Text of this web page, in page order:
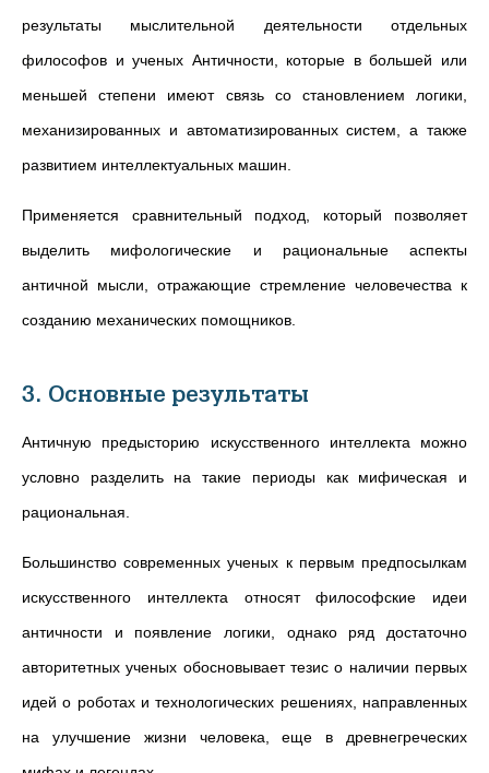
результаты мыслительной деятельности отдельных
философов и ученых Античности, которые в большей или
меньшей степени имеют связь со становлением логики,
механизированных и автоматизированных систем, а также
развитием интеллектуальных машин.
Применяется сравнительный подход, который позволяет
выделить мифологические и рациональные аспекты
античной мысли, отражающие стремление человечества к
созданию механических помощников.
3. Основные результаты
Античную предысторию искусственного интеллекта можно
условно разделить на такие периоды как мифическая и
рациональная.
Большинство современных ученых к первым предпосылкам
искусственного интеллекта относят философские идеи
античности и появление логики, однако ряд достаточно
авторитетных ученых обосновывает тезис о наличии первых
идей о роботах и технологических решениях, направленных
на улучшение жизни человека, еще в древнегреческих